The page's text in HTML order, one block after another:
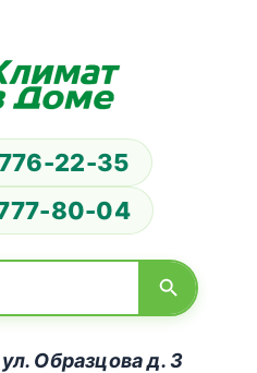
22-35
80-04
Образцова д. 3